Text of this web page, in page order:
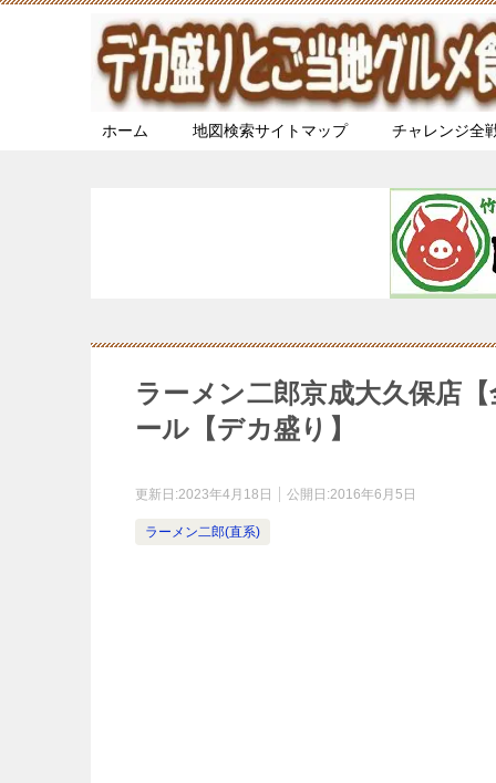
ホーム 地図検索サイトマップ チャレンジ全
ラーメン二郎京成大久保店
ール【デカ盛り】
更新日:2023年4月18日 公開日:2016年6月5日
ラーメン二郎(直系)